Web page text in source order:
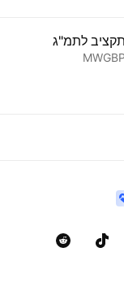
תקציב לתמ"ג
MWGBP